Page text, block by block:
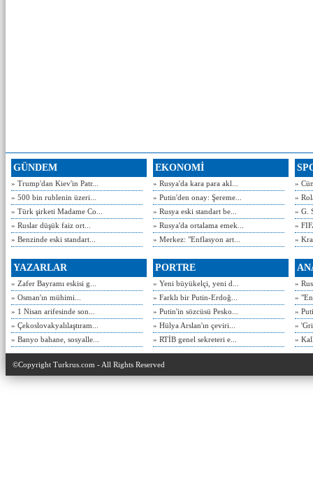
GÜNDEM
» Trump'dan Kiev'in Patr...
» 500 bin rublenin üzeri...
» Türk şirketi Madame Co...
» Ruslar düşük faiz ort...
» Benzinde eski standart...
EKONOMİ
» Rusya'da kara para akl...
» Putin'den onay: Şereme...
» Rusya eski standart be...
» Rusya'da ortalama emek...
» Merkez: "Enflasyon art...
»
»
» G.
»
»
YAZARLAR
» Zafer Bayramı eskisi g...
» Osman'ın mühimi...
» 1 Nisan arifesinde son...
» Çekoslovakyalılaştıram...
» Banyo bahane, sosyalle...
PORTRE
» Yeni büyükelçi, yeni d...
» Farklı bir Putin-Erdoğ...
» Putin'in sözcüsü Pesko...
» Hülya Arslan'ın çeviri...
» RTİB genel sekreteri e...
»
»
»
»
»
©Copyright Turkrus.com - All Rights Reserved